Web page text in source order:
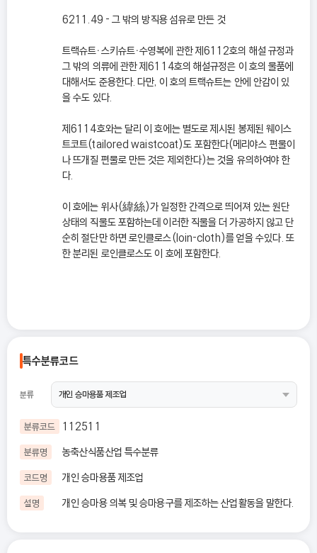
6211.49 - 그 밖의 방직용 섬유로 만든 것
트랙슈트ㆍ스키슈트ㆍ수영복에 관한 제6112호의 해설 규정과
그 밖의 의류에 관한 제6114호의 해설규정은 이 호의 물품에
대해서도 준용한다. 다만, 이 호의 트랙슈트는 안에 안감이 있
을 수도 있다.
제6114호와는 달리 이 호에는 별도로 제시된 봉제된 웨이스
트코트(tailored waistcoat)도 포함한다(메리야스 편물이
나 뜨개질 편물로 만든 것은 제외한다)는 것을 유의하여야 한
다.
이 호에는 위사(緯絲)가 일정한 간격으로 띄어져 있는 원단
상태의 직물도 포함하는데 이러한 직물을 더 가공하지 않고 단
순히 절단만 하면 로인클로스(loin-cloth)를 얻을 수있다. 또
한 분리된 로인클로스도 이 호에 포함한다.
특수분류코드
분류
분류코드 112511
분류명 농축산식품산업 특수분류
코드명 개인 승마용품 제조업
설명 개인 승마용 의복 및 승마용구를 제조하는 산업활동을 말한다.